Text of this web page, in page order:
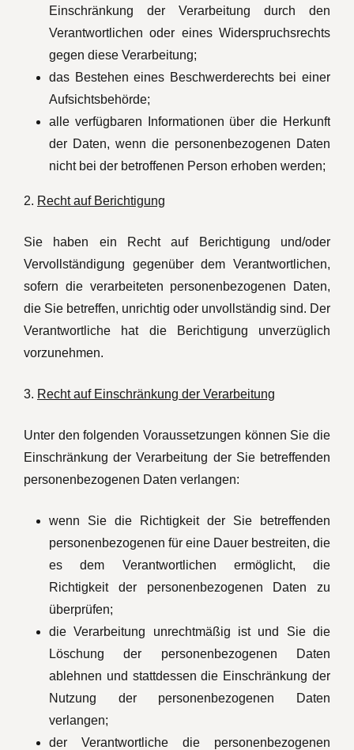
Einschränkung der Verarbeitung durch den
Verantwortlichen oder eines Widerspruchsrechts
gegen diese Verarbeitung;
das Bestehen eines Beschwerderechts bei einer
Aufsichtsbehörde;
alle verfügbaren Informationen über die Herkunft
der Daten, wenn die personenbezogenen Daten
nicht bei der betroffenen Person erhoben werden;
2. Recht auf Berichtigung
Sie haben ein Recht auf Berichtigung und/oder
Vervollständigung gegenüber dem Verantwortlichen,
sofern die verarbeiteten personenbezogenen Daten,
die Sie betreffen, unrichtig oder unvollständig sind. Der
Verantwortliche hat die Berichtigung unverzüglich
vorzunehmen.
3. Recht auf Einschränkung der Verarbeitung
Unter den folgenden Voraussetzungen können Sie die
Einschränkung der Verarbeitung der Sie betreffenden
personenbezogenen Daten verlangen:
wenn Sie die Richtigkeit der Sie betreffenden
personenbezogenen für eine Dauer bestreiten, die
es dem Verantwortlichen ermöglicht, die
Richtigkeit der personenbezogenen Daten zu
überprüfen;
die Verarbeitung unrechtmäßig ist und Sie die
Löschung der personenbezogenen Daten
ablehnen und stattdessen die Einschränkung der
Nutzung der personenbezogenen Daten
verlangen;
der Verantwortliche die personenbezogenen